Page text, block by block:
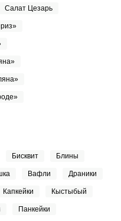
Салат Цезарь
Бисквит Блины
Вафли Драники
Капкейки Кыстыбый
Панкейки